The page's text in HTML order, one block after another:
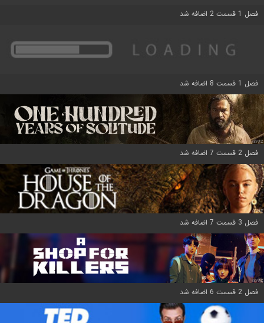
فصل 1 قسمت 2 اضافه شد
فصل 1 قسمت 8 اضافه شد
فصل 2 قسمت 7 اضافه شد
فصل 3 قسمت 7 اضافه شد
فصل 2 قسمت 6 اضافه شد